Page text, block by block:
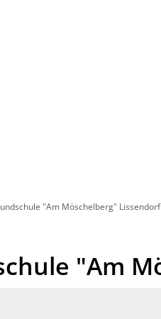
"Am Möschelberg" Lissendorf
"Am